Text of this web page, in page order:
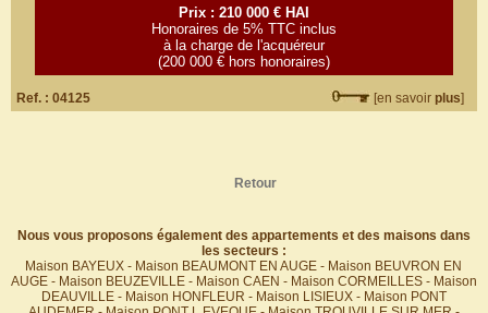
Prix : 210 000 € HAI
Honoraires de 5% TTC inclus
à la charge de l'acquéreur
(200 000 € hors honoraires)
Ref. : 04125 [en savoir plus]
Retour
Nous vous proposons également des appartements et des maisons dans
les secteurs :
Maison BAYEUX - Maison BEAUMONT EN AUGE - Maison BEUVRON EN
AUGE- Maison BEUZEVILLE- Maison CAEN - Maison CORMEILLES- Maison
DEAUVILLE- Maison HONFLEUR - Maison LISIEUX- Maison PONT